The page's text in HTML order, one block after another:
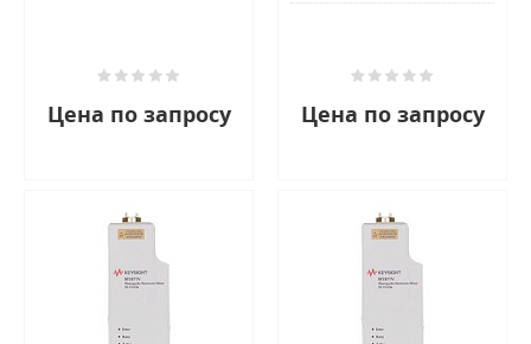
Цена по запросу Цена по запросу